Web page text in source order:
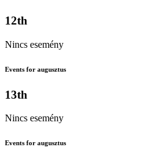
12th
Nincs esemény
Events for augusztus
13th
Nincs esemény
Events for augusztus